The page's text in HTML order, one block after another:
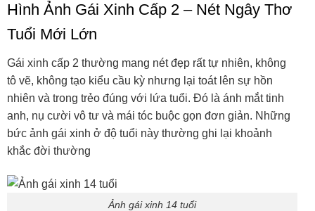
Hình Ảnh Gái Xinh Cấp 2 – Nét Ngây Thơ
Tuổi Mới Lớn
Gái xinh cấp 2 thường mang nét đẹp rất tự nhiên, không
tô vẽ, không tạo kiểu cầu kỳ nhưng lại toát lên sự hồn
nhiên và trong trẻo đúng với lứa tuổi. Đó là ánh mắt tinh
anh, nụ cười vô tư và mái tóc buộc gọn đơn giản. Những
bức ảnh gái xinh ở độ tuổi này thường ghi lại khoảnh
khắc đời thường
Ảnh gái xinh 14 tuổi